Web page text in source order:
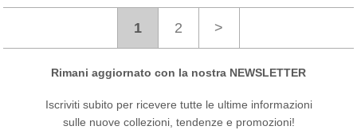
1 2 >
Rimani aggiornato con la nostra NEWSLETTER
Iscriviti subito per ricevere tutte le ultime informazioni
sulle nuove collezioni, tendenze e promozioni!